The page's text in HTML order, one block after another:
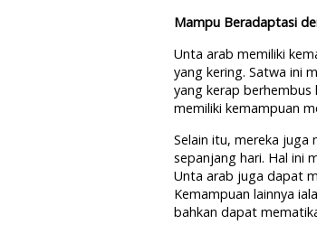
Mampu Beradaptasi
Unta arab memiliki
yang kering. Satwa ini
yang kerap berhembus
memiliki kemampuan
Selain itu, mereka juga
sepanjang hari. Hal ini
Unta arab juga dapat
Kemampuan lainnya
bahkan dapat